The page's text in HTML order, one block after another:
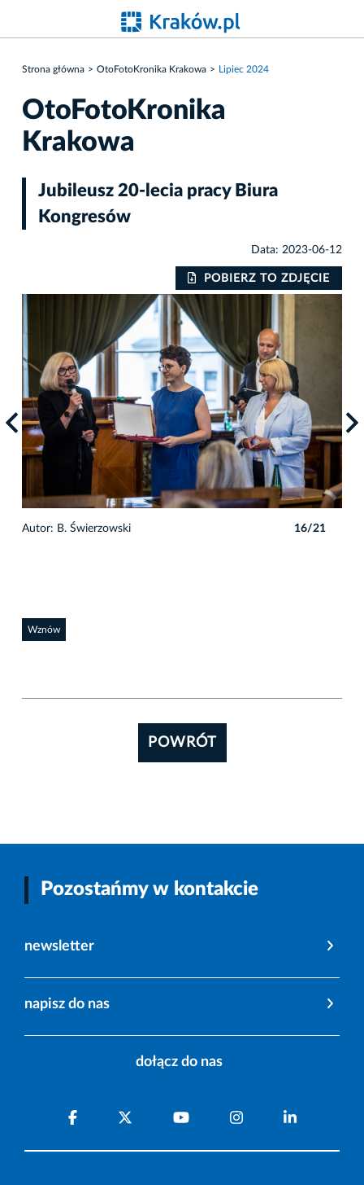
Strona główna OtoFotoKronika Krakowa Lipiec 2024
OtoFotoKronika
Krakowa
Jubileusz 20-lecia pracy Biura
Kongresów
Data: 2023-06-12
POBIERZ TO ZDJĘCIE
Autor: B. Świerzowski 16/21
Wznów
POWRÓT
Pozostańmy w kontakcie
newsletter
napisz do nas
dołącz do nas